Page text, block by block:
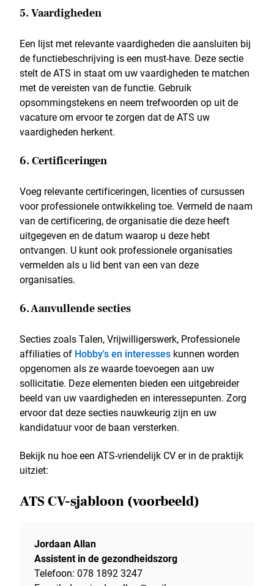
5. Vaardigheden
Een lijst met relevante vaardigheden die aansluiten bij
de functiebeschrijving is een must-have. Deze sectie
stelt de ATS in staat om uw vaardigheden te matchen
met de vereisten van de functie. Gebruik
opsommingstekens en neem trefwoorden op uit de
vacature om ervoor te zorgen dat de ATS uw
vaardigheden herkent.
6. Certificeringen
Voeg relevante certificeringen, licenties of cursussen
voor professionele ontwikkeling toe. Vermeld de naam
van de certificering, de organisatie die deze heeft
uitgegeven en de datum waarop u deze hebt
ontvangen. U kunt ook professionele organisaties
vermelden als u lid bent van een van deze
organisaties.
6. Aanvullende secties
Secties zoals Talen, Vrijwilligerswerk, Professionele
affiliaties of Hobby's en interesses kunnen worden
opgenomen als ze waarde toevoegen aan uw
sollicitatie. Deze elementen bieden een uitgebreider
beeld van uw vaardigheden en interessepunten. Zorg
ervoor dat deze secties nauwkeurig zijn en uw
kandidatuur voor de baan versterken.
Bekijk nu hoe een ATS-vriendelijk CV er in de praktijk
uitziet:
ATS CV-sjabloon (voorbeeld)
Jordaan Allan
Assistent in de gezondheidszorg
Telefoon: 078 1892 3247